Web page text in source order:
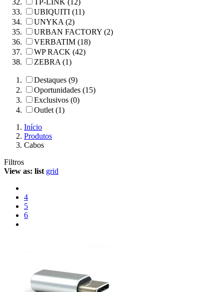
TP-LINK (12)
UBIQUITI (11)
UNYKA (2)
URBAN FACTORY (2)
VERBATIM (18)
WP RACK (42)
ZEBRA (1)
Destaques (9)
Oportunidades (15)
Exclusivos (0)
Outlet (1)
Início
Produtos
Cabos
Filtros
View as: list grid
4
5
6